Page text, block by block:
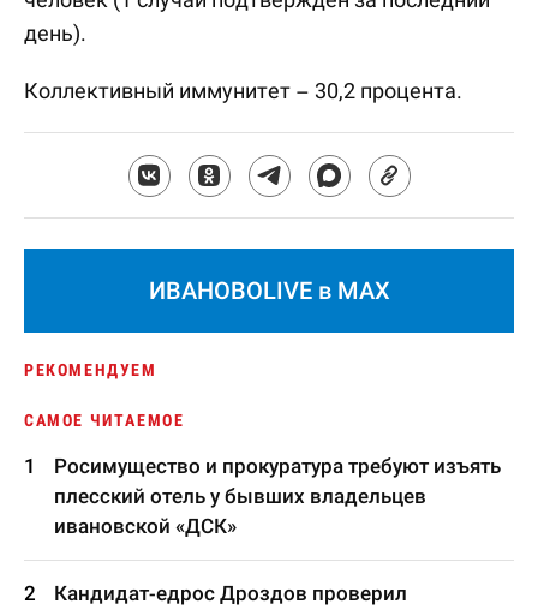
день).
Коллективный иммунитет – 30,2 процента.
ИВАНОВОLIVE в MAX
РЕКОМЕНДУЕМ
САМОЕ ЧИТАЕМОЕ
Росимущество и прокуратура требуют изъять
плесский отель у бывших владельцев
ивановской «ДСК»
Кандидат-едрос Дроздов проверил